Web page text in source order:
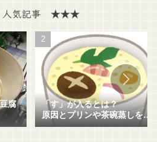
気記事 ★★★
腐
「す」が入るとは？
原因とプリンや茶碗蒸しを失
敗せずに作る方法を解説！